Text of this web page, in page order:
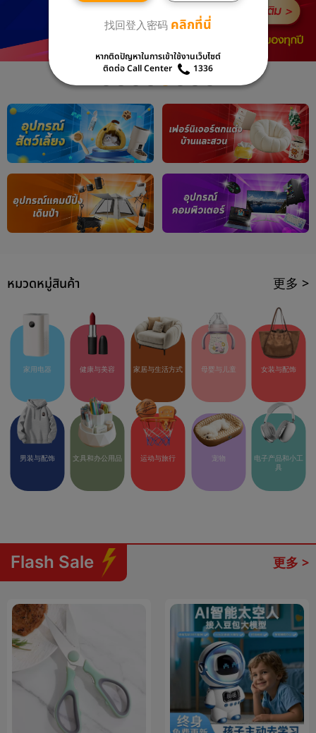
找回登入密码 คลิกที่นี่
หากติดปัญหาในการเข้าใช้งานเว็บไซต์
ติดต่อ Call Center
1336
หมวดหมู่สินค้า 更多 >
家用电器 健康与美容 家居与生活方式 母婴与儿童 女装与配饰
男装与配饰 文具和办公用品 运动与旅行 宠物
电子产品和小工
具
Flash Sale 更多 >